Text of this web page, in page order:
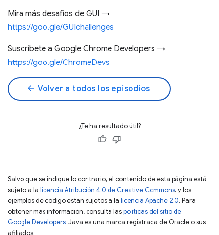
Mira más desafíos de GUI →
https://goo.gle/GUIchallenges
Suscríbete a Google Chrome Developers →
https://goo.gle/ChromeDevs
arrow_back Volver a todos los episodios
¿Te ha resultado útil?
Salvo que se indique lo contrario, el contenido de esta página está
sujeto a la licencia Atribución 4.0 de Creative Commons, y los
ejemplos de código están sujetos a la licencia Apache 2.0. Para
obtener más información, consulta laspolíticas del sitio de
Google Developers. Java es una marca registrada de Oracle o sus
afiliados.